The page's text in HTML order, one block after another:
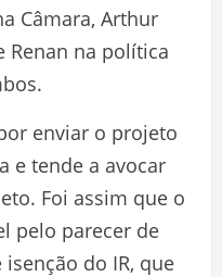
Câmara, Arthur
Renan na política
enviar o projeto
e tende a avocar
Foi assim que o
pelo parecer de
do IR, que